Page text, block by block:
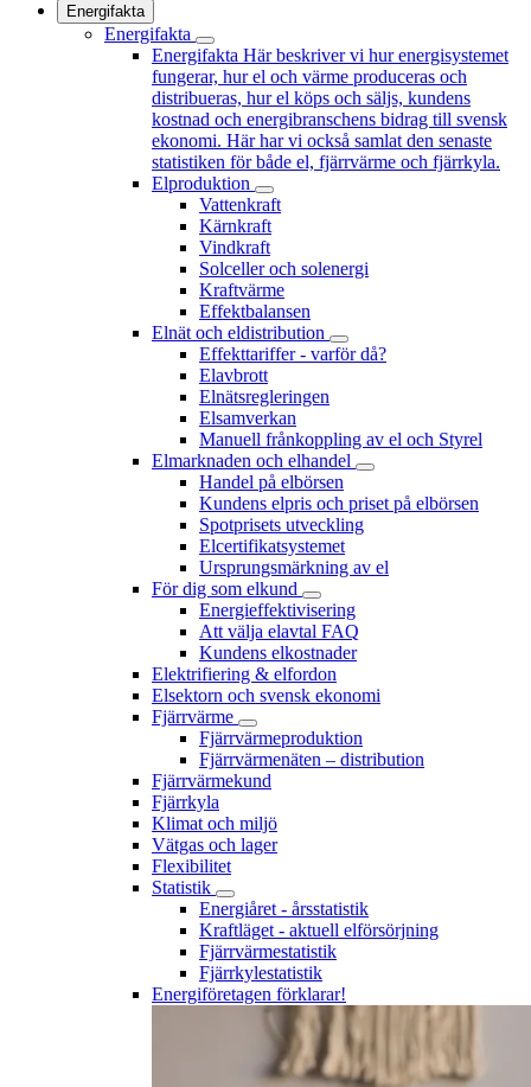
Energifakta
Energifakta
Energifakta Här beskriver vi hur energisystemet
fungerar, hur el och värme produceras och
distribueras, hur el köps och säljs, kundens
kostnad och energibranschens bidrag till svensk
ekonomi. Här har vi också samlat den senaste
statistiken för både el, fjärrvärme och fjärrkyla.
Elproduktion
Vattenkraft
Kärnkraft
Vindkraft
Solceller och solenergi
Kraftvärme
Effektbalansen
Elnät och eldistribution
Effekttariffer - varför då?
Elavbrott
Elnätsregleringen
Elsamverkan
Manuell frånkoppling av el och Styrel
Elmarknaden och elhandel
Handel på elbörsen
Kundens elpris och priset på elbörsen
Spotprisets utveckling
Elcertifikatsystemet
Ursprungsmärkning av el
För dig som elkund
Energieffektivisering
Att välja elavtal FAQ
Kundens elkostnader
Elektrifiering & elfordon
Elsektorn och svensk ekonomi
Fjärrvärme
Fjärrvärmeproduktion
Fjärrvärmenäten – distribution
Fjärrvärmekund
Fjärrkyla
Klimat och miljö
Vätgas och lager
Flexibilitet
Statistik
Energiåret - årsstatistik
Kraftläget - aktuell elförsörjning
Fjärrvärmestatistik
Fjärrkylestatistik
Energiföretagen förklarar!